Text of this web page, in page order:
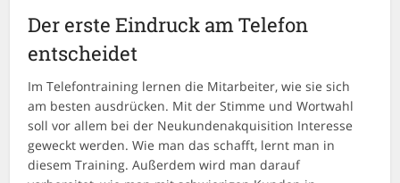
Der erste Eindruck am Telefon
entscheidet
Im Telefontraining lernen die Mitarbeiter, wie sie sich
am besten ausdrücken. Mit der Stimme und Wortwahl
soll vor allem bei der Neukundenakquisition Interesse
geweckt werden. Wie man das schafft, lernt man in
diesem Training. Außerdem wird man darauf